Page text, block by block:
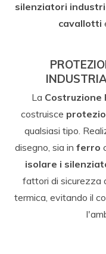
silenziatori
cavallotti
La Costruzione
costruisce
qualsiasi tipo.
disegno, sia in ferro
isolare i
fattori di sicurezza
termica, evitando il